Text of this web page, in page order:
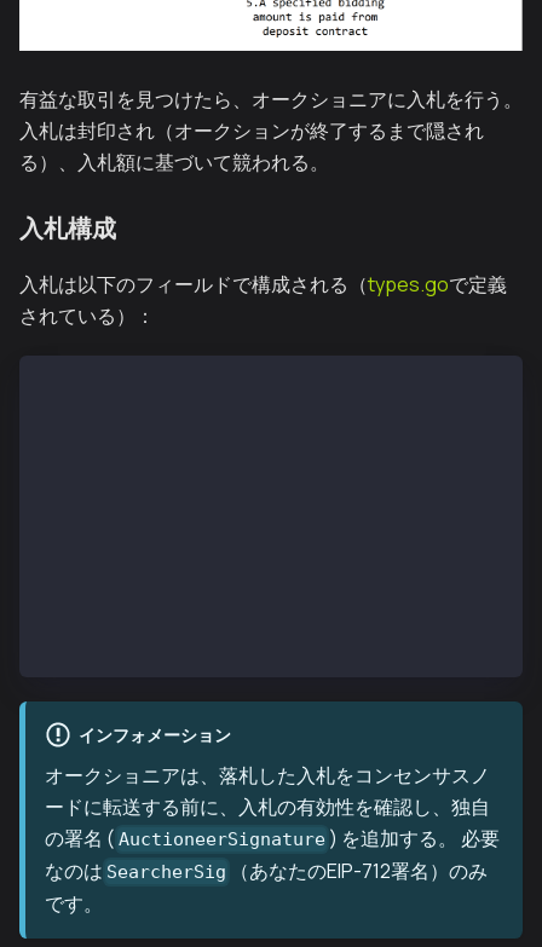
有益な取引を見つけたら、オークショニアに入札を行う。
入札は封印され（オークションが終了するまで隠され
る）、入札額に基づいて競われる。
入札構成
入札は以下のフィールドで構成される（types.goで定義
されている）：
インフォメーション
オークショニアは、落札した入札をコンセンサスノ
ードに転送する前に、入札の有効性を確認し、独自
の署名 ( AuctioneerSignature ) を追加する。 必要
なのは SearcherSig
（あなたのEIP-712署名）のみ
です。